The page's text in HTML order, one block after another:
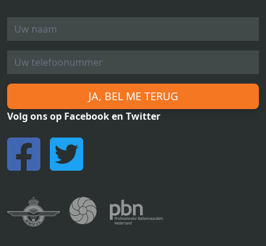
JA, BEL ME TERUG
Volg ons op Facebook en Twitter